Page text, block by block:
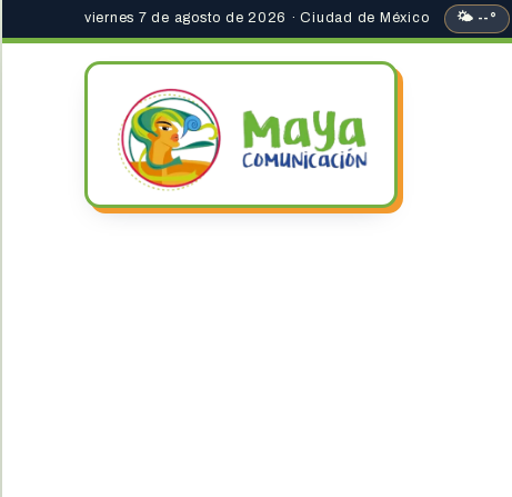
viernes 7 de agosto de 2026 · Ciudad de México 🌤 --°